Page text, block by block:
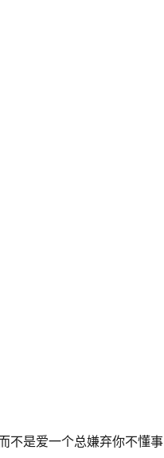
不是爱一个总嫌弃你不懂事